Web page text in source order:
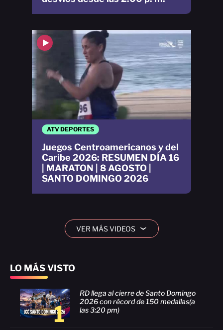
LO MÁS VISTO
1
RD llega al cierre de Santo Domingo
2026 con récord de 150 medallas(a
las 3:20 pm)
ATV DEPORTES
Juegos Centroamericanos y del
Caribe 2026: RESUMEN DÍA 16
| MARATON | 8 AGOSTO |
SANTO DOMINGO 2026
VER MÁS VIDEOS ›